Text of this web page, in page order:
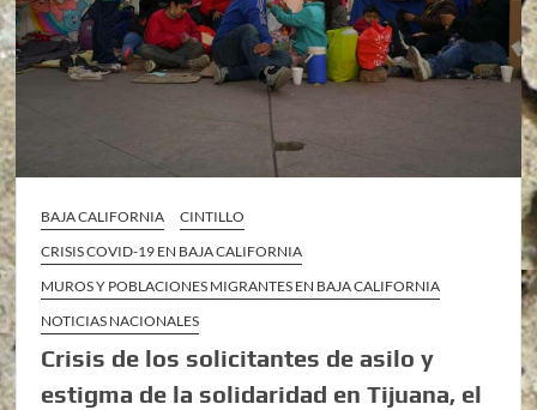
BAJA CALIFORNIA
CINTILLO
CRISIS COVID-19 EN BAJA CALIFORNIA
MUROS Y POBLACIONES MIGRANTES EN BAJA CALIFORNIA
NOTICIAS NACIONALES
Crisis de los solicitantes de asilo y
estigma de la solidaridad en Tijuana, el